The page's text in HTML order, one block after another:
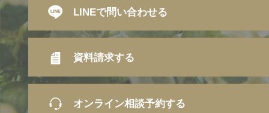
LINEで問い合わせる
資料請求する
オンライン相談予約する